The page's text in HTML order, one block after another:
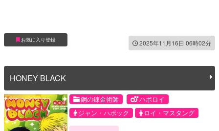
お気に入り登録 2025年11月16日 06時02分
HONEY BLACK
鋼の錬金術師
ハボロイ
ジャン・ハボック
ロイ・マスタング